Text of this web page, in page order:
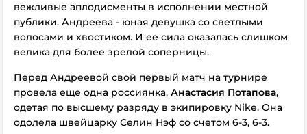
вежливые аплодисменты в исполнении местной
публики. Андреева - юная девушка со светлыми
волосами и хвостиком. И ее сила оказалась слишком
велика для более зрелой соперницы.
Перед Андреевой свой первый матч на турнире
провела еще одна россиянка, Анастасия Потапова,
одетая по высшему разряду в экипировку Nike. Она
одолела швейцарку Селин Нэф со счетом 6-3, 6-3.